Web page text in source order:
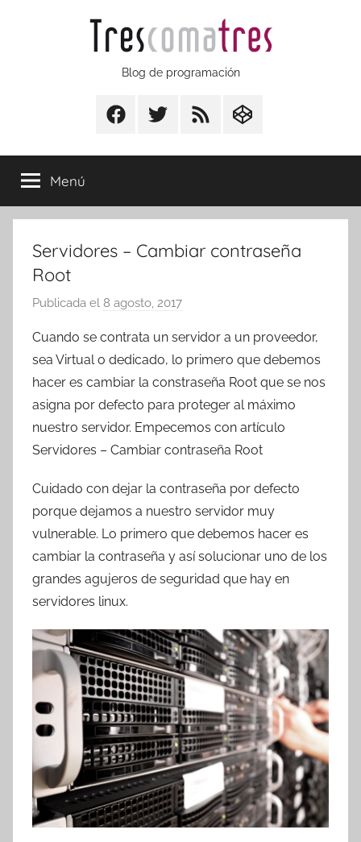
Trescomatres
Blog de programación
FacebookTwitter RSS CodepenIO
Menú
Servidores – Cambiar contraseña
Root
Publicada el 8 agosto, 2017
r
T
r
e
s
c
m
a
t
r
e
Cuando se contrata un servidor a un proveedor,
sea Virtual o dedicado, lo primero que debemos
hacer es cambiar la constraseña Root que se nos
asigna por defecto para proteger al máximo
nuestro servidor. Empecemos con artículo
Servidores – Cambiar contraseña Root
Cuidado con dejar la contraseña por defecto
porque dejamos a nuestro servidor muy
vulnerable. Lo primero que debemos hacer es
cambiar la contraseña y así solucionar uno de los
grandes agujeros de seguridad que hay en
servidores linux.